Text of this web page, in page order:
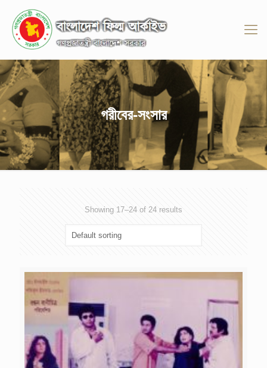
গরীবের-সংসার
Showing 17–24 of 24 results